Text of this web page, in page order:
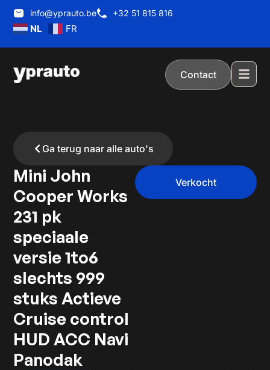
info@yprauto.be +32 51 815 816
NL FR
Contact
Ga terug naar alle auto's
Mini John
Cooper Works
231 pk
speciaale
versie 1to6
slechts 999
stuks Actieve
Cruise control
HUD ACC Navi
Panodak
Verkocht